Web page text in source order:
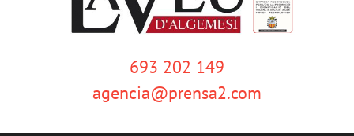
693 202 149
agencia@prensa2.com